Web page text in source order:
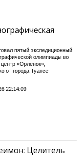
пятый экспедиционный
олимпиады во
«Орленок»,
от города Туапсе
22:14:09
Целитель